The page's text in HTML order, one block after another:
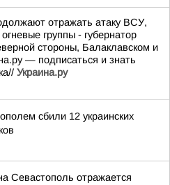
отражать атаку ВСУ,
группы - губернатор
стороны, Балаклавском и
— подписаться и знать
Украина.ру
сбили 12 украинских
Севастополь отражается